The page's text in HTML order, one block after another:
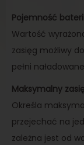
Pojemność
Wartość
zasięg możliwy
pełni
Maksymalny
Określa
przejechać na
zależna jest od